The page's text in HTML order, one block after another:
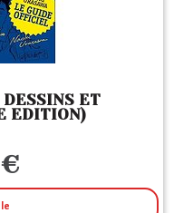
DESSINS ET
EDITION)